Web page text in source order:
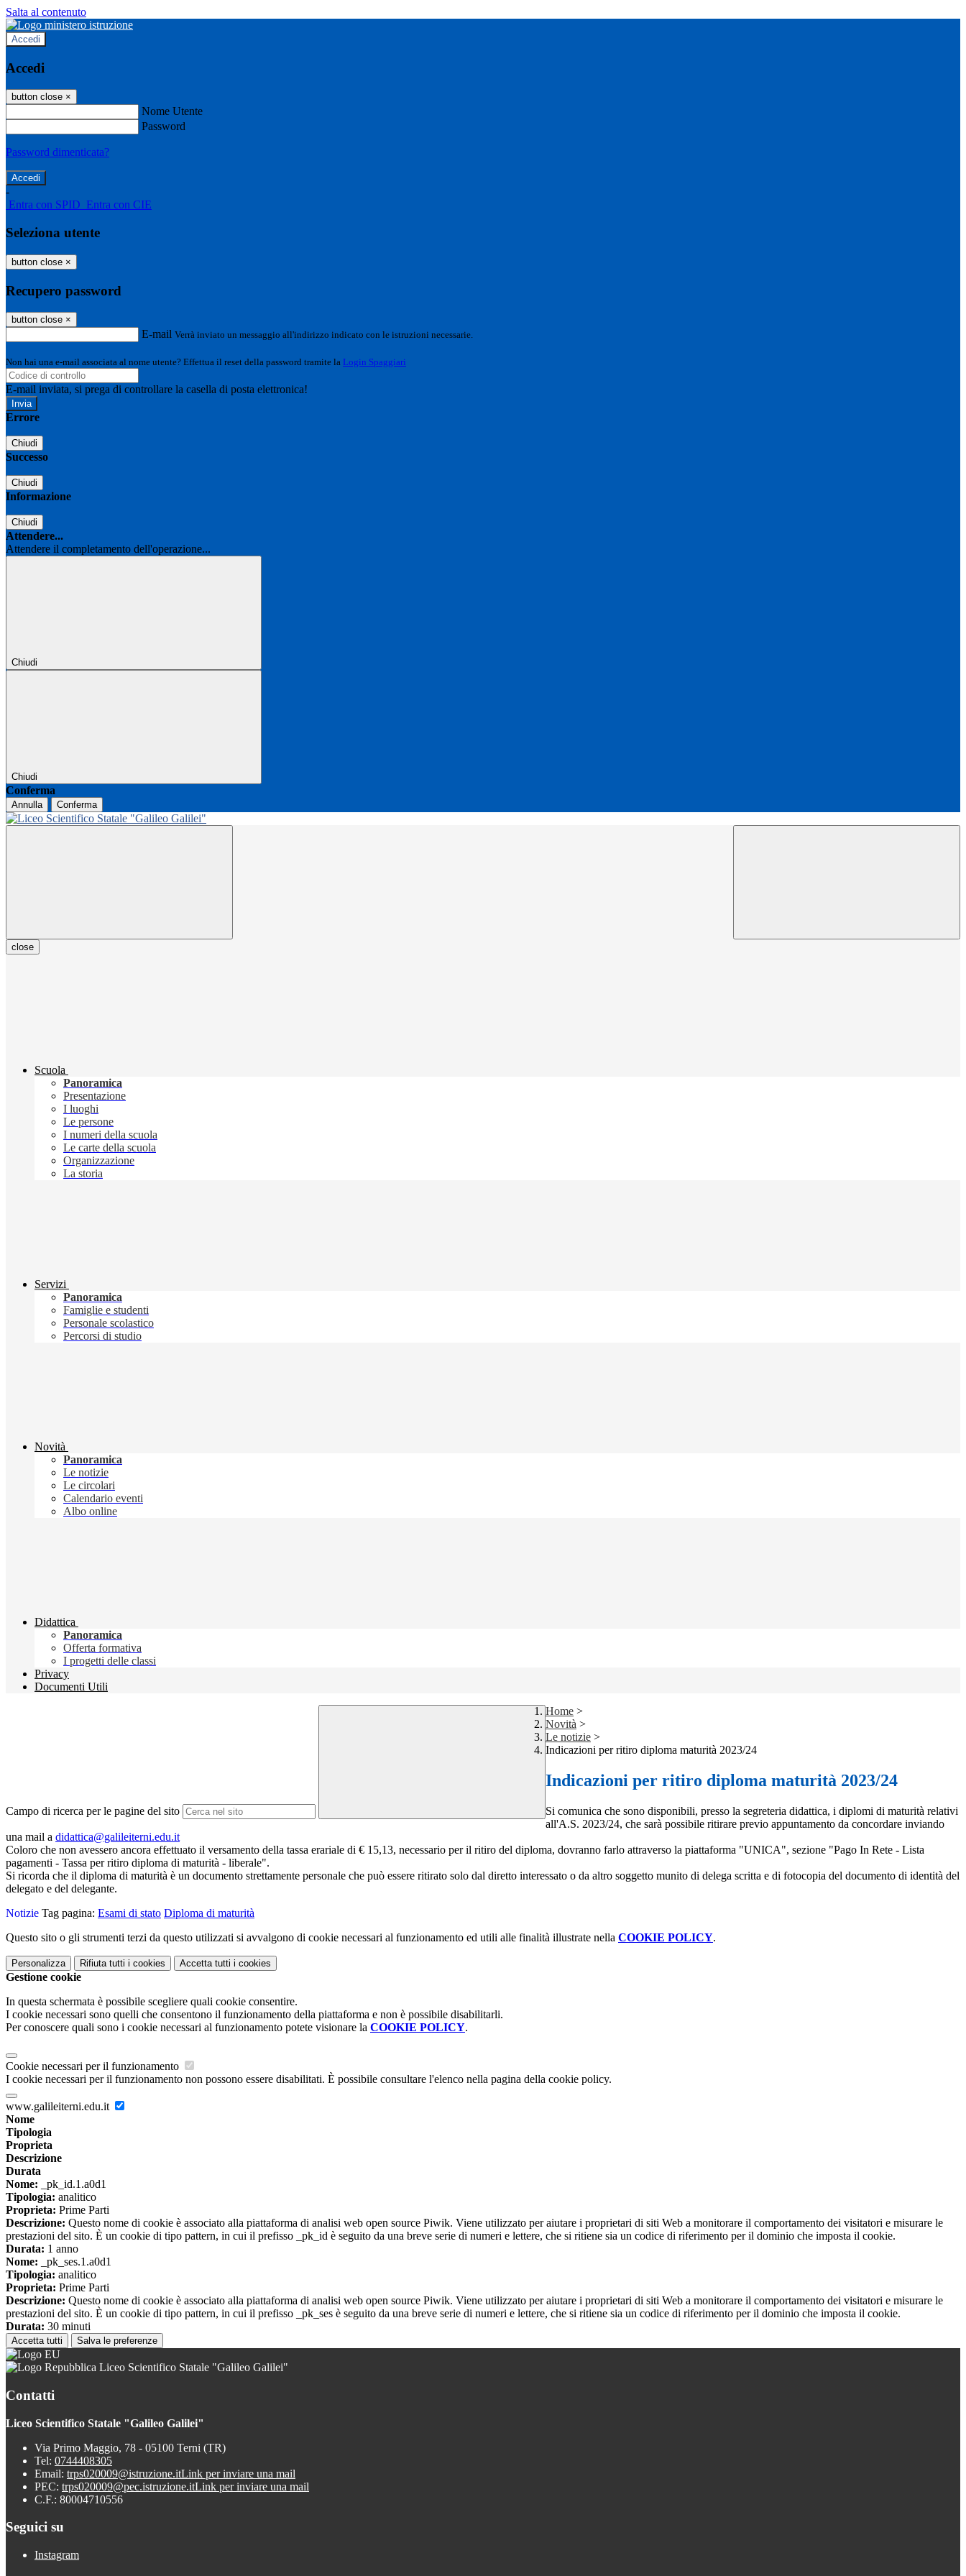
Salta al contenuto
Accedi
Accedi
button close ×
Nome Utente
Password
Password dimenticata?
-
Entra con SPID Entra con CIE
Seleziona utente
button close ×
Recupero password
button close ×
E-mail Verrà inviato un messaggio all'indirizzo indicato con le istruzioni necessarie.
Non hai una e-mail associata al nome utente? Effettua il reset della password tramite la Login Spaggiari
E-mail inviata, si prega di controllare la casella di posta elettronica!
Errore
Chiudi
Successo
Chiudi
Informazione
Chiudi
Attendere...
Attendere il completamento dell'operazione...
Chiudi
Chiudi
Conferma
Annulla Conferma
close
Scuola
Panoramica
Presentazione
I luoghi
Le persone
I numeri della scuola
Le carte della scuola
Organizzazione
La storia
Servizi
Panoramica
Famiglie e studenti
Personale scolastico
Percorsi di studio
Novità
Panoramica
Le notizie
Le circolari
Calendario eventi
Albo online
Didattica
Panoramica
Offerta formativa
I progetti delle classi
Privacy
Documenti Utili
Campo di ricerca per le pagine del sito
Home >
Novità >
Le notizie >
Indicazioni per ritiro diploma maturità 2023/24
Indicazioni per ritiro diploma maturità 2023/24
Si comunica che sono disponibili, presso la segreteria didattica, i diplomi di maturità relativi
all'A.S. 2023/24, che sarà possibile ritirare previo appuntamento da concordare inviando
una mail a didattica@galileiterni.edu.it
Coloro che non avessero ancora effettuato il versamento della tassa erariale di € 15,13, necessario per il ritiro del diploma, dovranno farlo attraverso la piattaforma "UNICA", sezione "Pago In Rete - Lista
pagamenti - Tassa per ritiro diploma di maturità - liberale".
Si ricorda che il diploma di maturità è un documento strettamente personale che può essere ritirato solo dal diretto interessato o da altro soggetto munito di delega scritta e di fotocopia del documento di identità del
delegato e del delegante.
Notizie Tag pagina: Esami di stato Diploma di maturità
Questo sito o gli strumenti terzi da questo utilizzati si avvalgono di cookie necessari al funzionamento ed utili alle finalità illustrate nella COOKIE POLICY.
Personalizza Rifiuta tutti i cookies Accetta tutti i cookies
Gestione cookie
In questa schermata è possibile scegliere quali cookie consentire.
I cookie necessari sono quelli che consentono il funzionamento della piattaforma e non è possibile disabilitarli.
Per conoscere quali sono i cookie necessari al funzionamento potete visionare la COOKIE POLICY.
Cookie necessari per il funzionamento
I cookie necessari per il funzionamento non possono essere disabilitati. È possibile consultare l'elenco nella pagina della cookie policy.
www.galileiterni.edu.it
Nome
Tipologia
Proprieta
Descrizione
Durata
Nome: _pk_id.1.a0d1
Tipologia: analitico
Proprieta: Prime Parti
Descrizione: Questo nome di cookie è associato alla piattaforma di analisi web open source Piwik. Viene utilizzato per aiutare i proprietari di siti Web a monitorare il comportamento dei visitatori e misurare le
prestazioni del sito. È un cookie di tipo pattern, in cui il prefisso _pk_id è seguito da una breve serie di numeri e lettere, che si ritiene sia un codice di riferimento per il dominio che imposta il cookie.
Durata: 1 anno
Nome: _pk_ses.1.a0d1
Tipologia: analitico
Proprieta: Prime Parti
Descrizione: Questo nome di cookie è associato alla piattaforma di analisi web open source Piwik. Viene utilizzato per aiutare i proprietari di siti Web a monitorare il comportamento dei visitatori e misurare le
prestazioni del sito. È un cookie di tipo pattern, in cui il prefisso _pk_ses è seguito da una breve serie di numeri e lettere, che si ritiene sia un codice di riferimento per il dominio che imposta il cookie.
Durata: 30 minuti
Accetta tutti Salva le preferenze
Liceo Scientifico Statale "Galileo Galilei"
Contatti
Liceo Scientifico Statale "Galileo Galilei"
Via Primo Maggio, 78 - 05100 Terni (TR)
Tel: 0744408305
Email: trps020009@istruzione.itLink per inviare una mail
PEC: trps020009@pec.istruzione.itLink per inviare una mail
C.F.: 80004710556
Seguici su
Instagram